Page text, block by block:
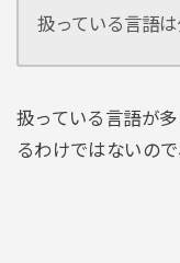
扱っている言語
扱っている言語が
るわけではないの